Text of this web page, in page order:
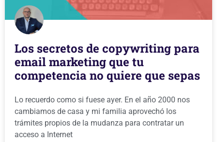
Los secretos de copywriting para
email marketing que tu
competencia no quiere que sepas
Lo recuerdo como si fuese ayer. En el año 2000 nos
cambiamos de casa y mi familia aprovechó los
trámites propios de la mudanza para contratar un
acceso a Internet